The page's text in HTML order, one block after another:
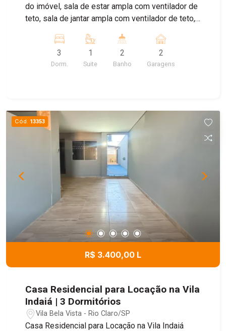
do imóvel, sala de estar ampla com ventilador de
teto, sala de jantar ampla com ventilador de teto,
armários embutido e um sendo suíte, Lavanderia
coberta, pequeno quintal, quarto de despejo
amplo e banheiro aos fundos. Aquecedor a gás
3
Dorm.
1
Suite
2
Banho
2
Garagens
Cód. 13353
R$ 3.400,00 L
Casa Residencial para Locação na Vila
Indaiá | 3 Dormitórios
Vila Bela Vista - Rio Claro/SP
Casa Residencial para Locação na Vila Indaiá